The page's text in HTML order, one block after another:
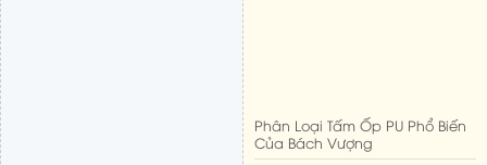
Phân Loại Tấm Ốp PU Phổ Biến
Của Bách Vượng